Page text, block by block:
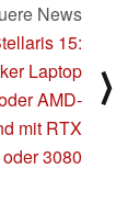
News
15:
Laptop
AMD-
mit RTX
3080
⟩